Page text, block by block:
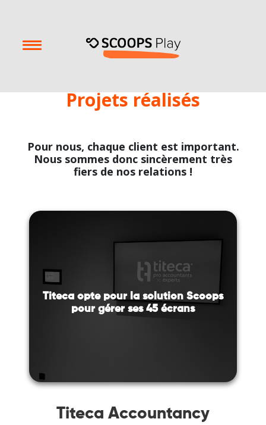
Projets réalisés
Pour nous, chaque client est important.
Nous sommes donc sincèrement très
fiers de nos relations !
Titeca opte pour la solution Scoops
pour gérer ses 45 écrans
Titeca Accountancy